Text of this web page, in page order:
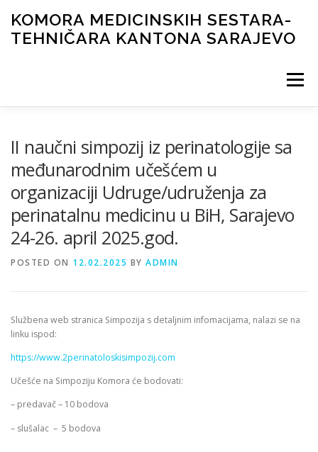
content
KOMORA MEDICINSKIH SESTARA-
TEHNIČARA KANTONA SARAJEVO
Menu
ČASOPIS GALERIJA LICENCIRANJE
II naučni simpozij iz perinatologije sa
međunarodnim učešćem u
organizaciji Udruge/udruženja za
perinatalnu medicinu u BiH, Sarajevo
24-26. april 2025.god.
POSTED ON 12.02.2025 BY ADMIN
Službena web stranica Simpozija s detaljnim infomacijama, nalazi se na
linku ispod:
https://www.2perinatoloskisimpozij.com
Učešće na Simpoziju Komora će bodovati:
– predavač – 10 bodova
– slušalac – 5 bodova